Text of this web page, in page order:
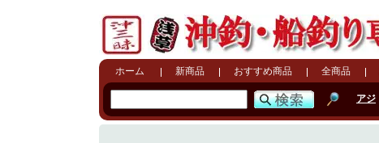
ホーム 新商品 おすすめ商品 全商品
アジ